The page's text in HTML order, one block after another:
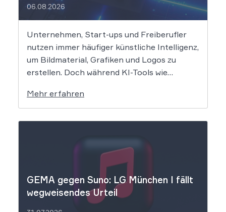
06.08.2026
Unternehmen, Start-ups und Freiberufler
nutzen immer häufiger künstliche Intelligenz,
um Bildmaterial, Grafiken und Logos zu
erstellen. Doch während KI-Tools wie
Sekundenschnelle beeindruckende
Ergebnisse liefern, wirft der Einsatz von
Algorithmen in der Kreativbranche
Urheberrecht, das Markenrecht und das
Mehr erfahren
GEMA gegen Suno: LG München I fällt
wegweisendes Urteil